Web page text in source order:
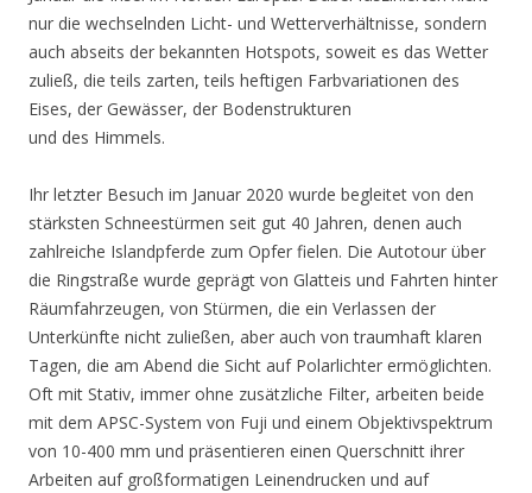
nur die wechselnden Licht- und Wetterverhältnisse, sondern
auch abseits der bekannten Hotspots, soweit es das Wetter
zuließ, die teils zarten, teils heftigen Farbvariationen des
Eises, der Gewässer, der Bodenstrukturen
und des Himmels.
Ihr letzter Besuch im Januar 2020 wurde begleitet von den
stärksten Schneestürmen seit gut 40 Jahren, denen auch
zahlreiche Islandpferde zum Opfer fielen. Die Autotour über
die Ringstraße wurde geprägt von Glatteis und Fahrten hinter
Räumfahrzeugen, von Stürmen, die ein Verlassen der
Unterkünfte nicht zuließen, aber auch von traumhaft klaren
Tagen, die am Abend die Sicht auf Polarlichter ermöglichten.
Oft mit Stativ, immer ohne zusätzliche Filter, arbeiten beide
mit dem APSC-System von Fuji und einem Objektivspektrum
von 10-400 mm und präsentieren einen Querschnitt ihrer
Arbeiten auf großformatigen Leinendrucken und auf